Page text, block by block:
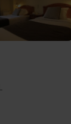
Bydleli